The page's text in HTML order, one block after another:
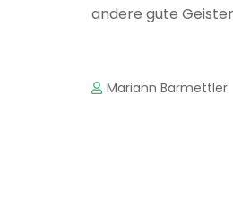
andere gute
Mariann Barmettler